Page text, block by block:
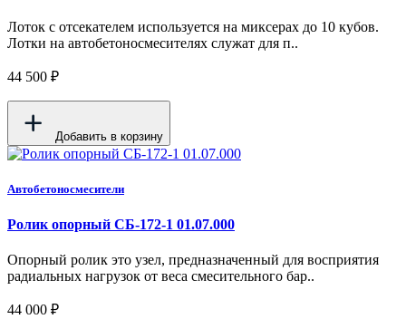
Лоток с отсекателем используется на миксерах до 10 кубов.
Лотки на автобетоносмесителях служат для п..
44 500 ₽
Добавить в корзину
Автобетоносмесители
Ролик опорный СБ-172-1 01.07.000
Опорный ролик это узел, предназначенный для восприятия
радиальных нагрузок от веса смесительного бар..
44 000 ₽